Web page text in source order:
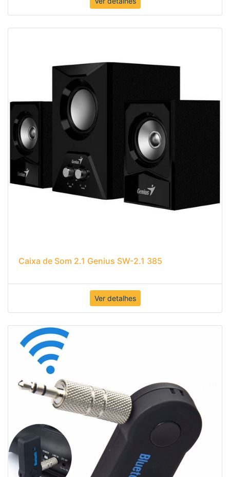
Caixa de Som 2.1 Genius SW-2.1 385
Ver detalhes